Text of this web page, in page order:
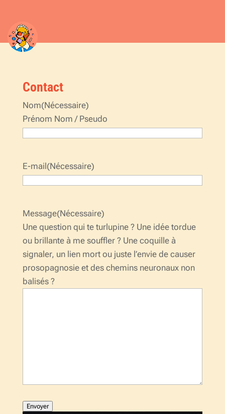
Contact
Nom(Nécessaire)
Prénom Nom / Pseudo
E-mail(Nécessaire)
Message(Nécessaire)
Une question qui te turlupine ? Une idée tordue
ou brillante à me souffler ? Une coquille à
signaler, un lien mort ou juste l’envie de causer
prosopagnosie et des chemins neuronaux non
balisés ?
Envoyer